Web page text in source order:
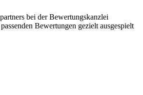
bei der Bewertungskanzlei
Bewertungen gezielt ausgespielt